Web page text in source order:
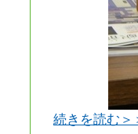
続きを読む＞